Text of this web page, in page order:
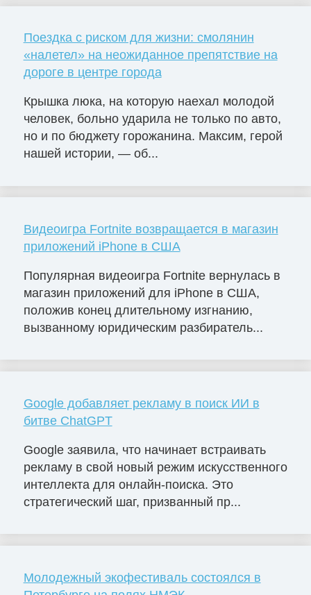
Поездка с риском для жизни: смолянин
«налетел» на неожиданное препятствие на
дороге в центре города
Крышка люка, на которую наехал молодой
человек, больно ударила не только по авто,
но и по бюджету горожанина. Максим, герой
нашей истории, — об...
Видеоигра Fortnite возвращается в магазин
приложений iPhone в США
Популярная видеоигра Fortnite вернулась в
магазин приложений для iPhone в США,
положив конец длительному изгнанию,
вызванному юридическим разбиратель...
Google добавляет рекламу в поиск ИИ в
битве ChatGPT
Google заявила, что начинает встраивать
рекламу в свой новый режим искусственного
интеллекта для онлайн-поиска. Это
стратегический шаг, призванный пр...
Молодежный экофестиваль состоялся в